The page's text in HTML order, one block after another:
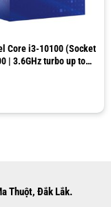
Core i3-10100 (Socket
| 3.6GHz turbo up to
Thuột, Đắk Lắk.